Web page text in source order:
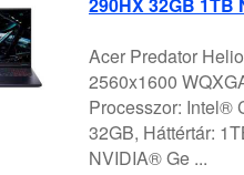
290HX 32GB 1TB
Acer Predator
2560x1600
Processzor: Intel®
32GB, Háttértár:
NVIDIA® Ge ...